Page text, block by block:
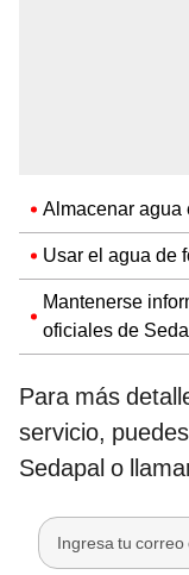
Almacenar agua
Usar el agua de
Mantenerse
oficiales de
Para más
servicio,
Sedapal o